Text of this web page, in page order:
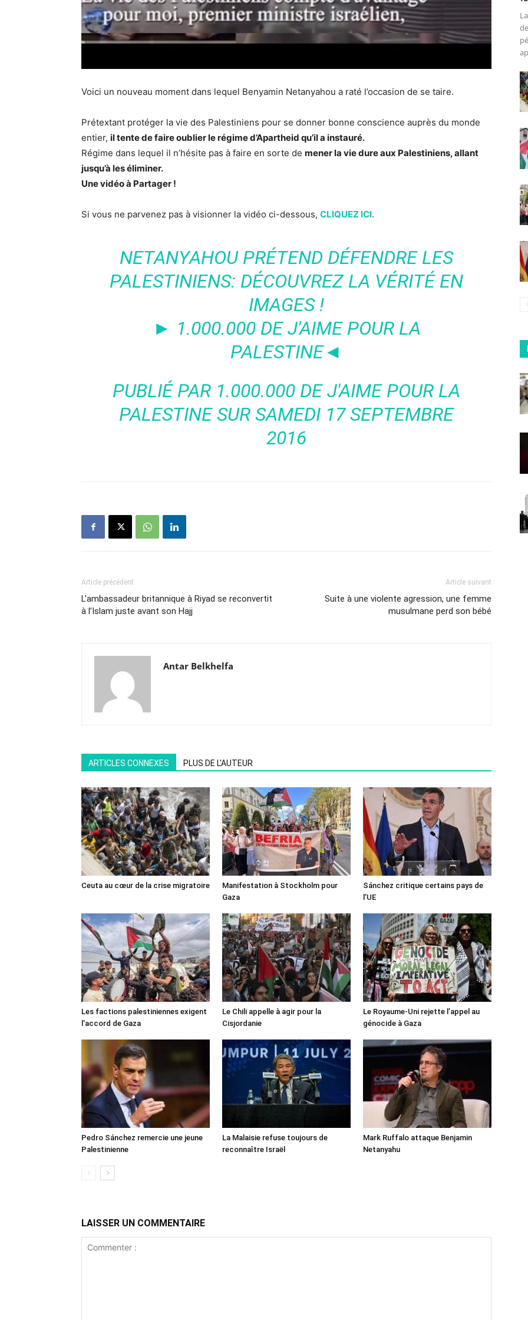
Voici un nouveau moment dans lequel Benyamin Netanyahou a raté l’occasion de se taire.
Prétextant protéger la vie des Palestiniens pour se donner bonne conscience auprès du monde
entier, il tente de faire oublier le régime d’Apartheid qu’il a instauré.
Régime dans lequel il n’hésite pas à faire en sorte de mener la vie dure aux Palestiniens, allant
jusqu’à les éliminer.
Une vidéo à Partager !
Si vous ne parvenez pas à visionner la vidéo ci-dessous, CLIQUEZ ICI.
NETANYAHOU PRÉTEND DÉFENDRE LES
PALESTINIENS: DÉCOUVREZ LA VÉRITÉ EN
IMAGES !
► 1.000.000 DE J'AIME POUR LA
PALESTINE◄
PUBLIÉ PAR 1.000.000 DE J'AIME POUR LA
PALESTINESUR SAMEDI 17 SEPTEMBRE
2016
Article précédent
L’ambassadeur britannique à Riyad se reconvertit
à l’Islam juste avant son Hajj
Article suivant
Suite à une violente agression, une femme
musulmane perd son bébé
Antar Belkhelfa
ARTICLES CONNEXES PLUS DE L'AUTEUR
Ceuta au cœur de la crise migratoire
Manifestation à Stockholm pour
Gaza
Sánchez critique certains pays de
l’UE
Les factions palestiniennes exigent
l’accord de Gaza
Le Chili appelle à agir pour la
Cisjordanie
Le Royaume-Uni rejette l’appel au
génocide à Gaza
Pedro Sánchez remercie une jeune
Palestinienne
La Malaisie refuse toujours de
reconnaître Israël
Mark Ruffalo attaque Benjamin
Netanyahu
LAISSER UN COMMENTAIRE